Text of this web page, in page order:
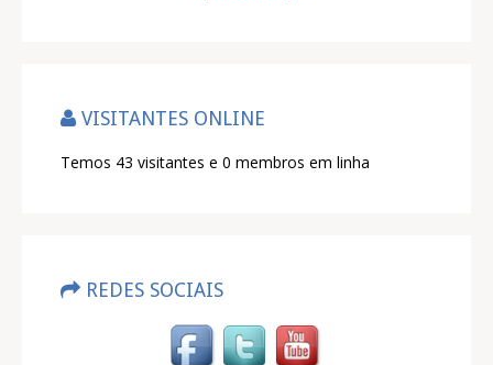
VISITANTES ONLINE
Temos 43 visitantes e 0 membros em linha
REDES SOCIAIS